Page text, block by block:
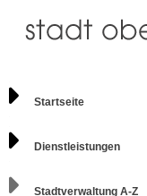
Startseite
Dienstleistungen
Stadtverwaltung A-Z